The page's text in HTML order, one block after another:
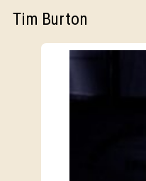
Tim Burton